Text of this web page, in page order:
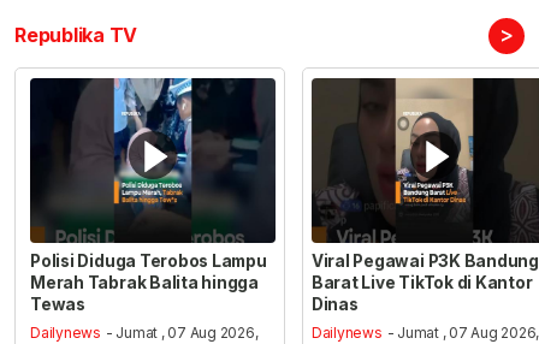
Republika TV >
Polisi Diduga Terobos Lampu
Merah Tabrak Balita hingga
Tewas
Dailynews - Jumat , 07 Aug 2026,
Viral Pegawai P3K Bandung
Barat Live TikTok di Kantor
Dinas
Dailynews - Jumat , 07 Aug 2026,